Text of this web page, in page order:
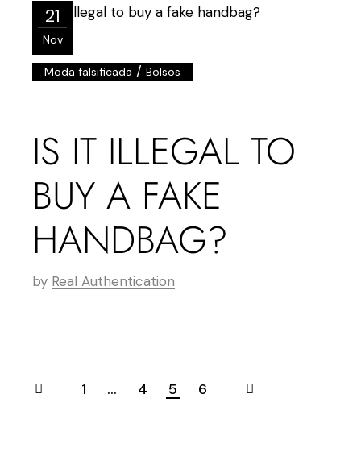
21
Nov
Moda falsificada /Bolsos
IS IT ILLEGAL TO
BUY A FAKE
HANDBAG?
by Real Authentication
1 ... 4 5 6